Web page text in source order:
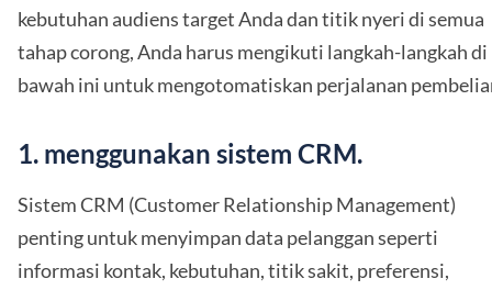
kebutuhan audiens target Anda dan titik nyeri di semua
tahap corong, Anda harus mengikuti langkah-langkah di
bawah ini untuk mengotomatiskan perjalanan
1. menggunakan sistem CRM.
Sistem CRM (Customer Relationship Management)
penting untuk menyimpan data pelanggan seperti
informasi kontak, kebutuhan, titik sakit, preferensi,